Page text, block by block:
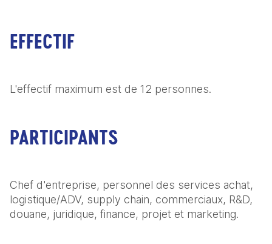
EFFECTIF
L'effectif maximum est de 12 personnes.
PARTICIPANTS
Chef d'entreprise, personnel des services achat,
logistique/ADV, supply chain, commerciaux, R&D,
douane, juridique, finance, projet et marketing.